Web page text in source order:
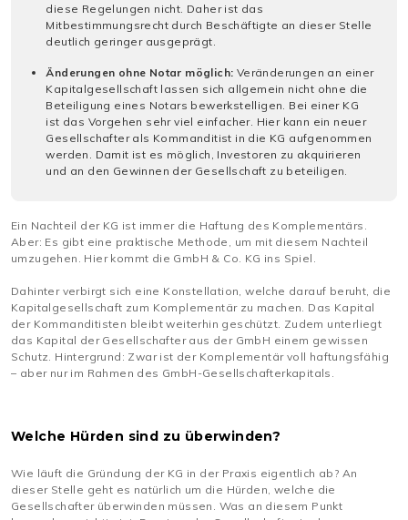
diese Regelungen nicht. Daher ist das
Mitbestimmungsrecht durch Beschäftigte an dieser Stelle
deutlich geringer ausgeprägt.
Änderungen ohne Notar möglich: Veränderungen an einer
Kapitalgesellschaft lassen sich allgemein nicht ohne die
Beteiligung eines Notars bewerkstelligen. Bei einer KG
ist das Vorgehen sehr viel einfacher. Hier kann ein neuer
Gesellschafter als Kommanditist in die KG aufgenommen
werden. Damit ist es möglich, Investoren zu akquirieren
und an den Gewinnen der Gesellschaft zu beteiligen.
Ein Nachteil der KG ist immer die Haftung des Komplementärs.
Aber: Es gibt eine praktische Methode, um mit diesem Nachteil
umzugehen. Hier kommt die GmbH & Co. KG ins Spiel.
Dahinter verbirgt sich eine Konstellation, welche darauf beruht, die
Kapitalgesellschaft zum Komplementär zu machen. Das Kapital
der Kommanditisten bleibt weiterhin geschützt. Zudem unterliegt
das Kapital der Gesellschafter aus der GmbH einem gewissen
Schutz. Hintergrund: Zwar ist der Komplementär voll haftungsfähig
– aber nur im Rahmen des GmbH-Gesellschafterkapitals.
Welche Hürden sind zu überwinden?
Wie läuft die Gründung der KG in der Praxis eigentlich ab? An
dieser Stelle geht es natürlich um die Hürden, welche die
Gesellschafter überwinden müssen. Was an diesem Punkt